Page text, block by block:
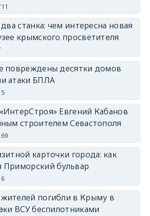
станка: чем интересна новая
крымского просветителя
повреждены десятки домов
атаки БПЛА
Евгений Кабанов
строителем Севастополя
карточки города: как
Приморский бульвар
погибли в Крыму в
ВСУ беспилотниками